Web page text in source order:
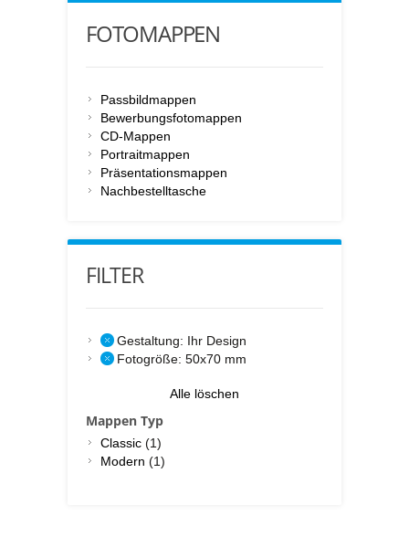
FOTOMAPPEN
Passbildmappen
Bewerbungsfotomappen
CD-Mappen
Portraitmappen
Präsentationsmappen
Nachbestelltasche
FILTER
Gestaltung: Ihr Design
Fotogröße: 50x70 mm
Alle löschen
Mappen Typ
Classic (1)
Modern (1)